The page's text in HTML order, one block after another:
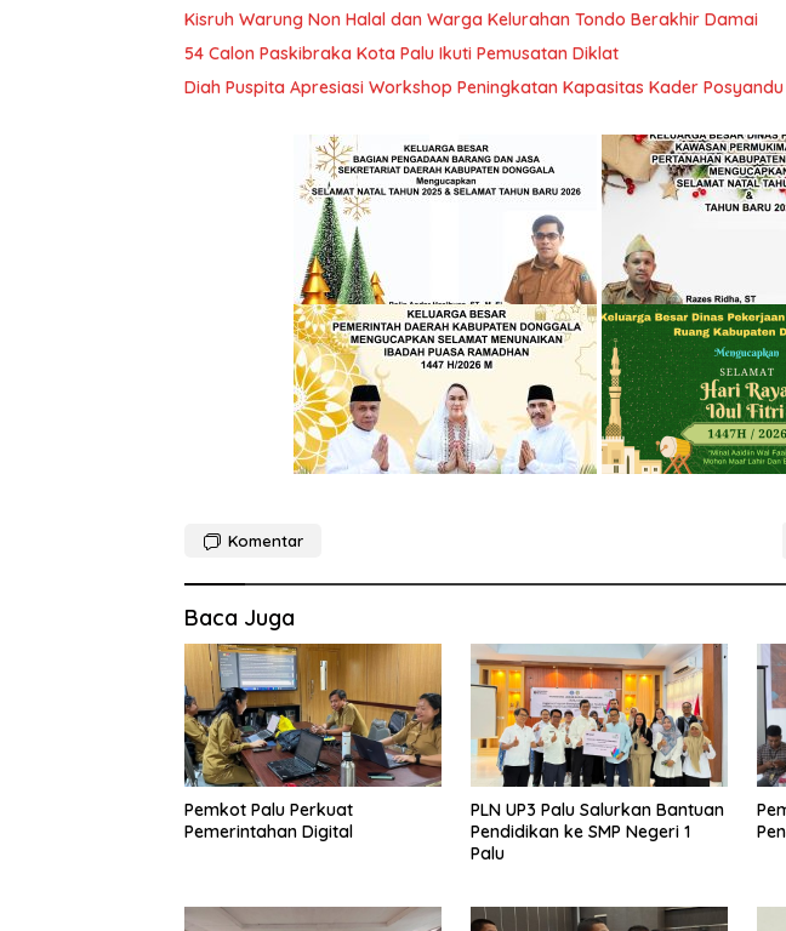
Kisruh Warung Non Halal dan Warga Kelurahan Tondo Berakhir Damai
54 Calon Paskibraka Kota Palu Ikuti Pemusatan Diklat
Diah Puspita Apresiasi Workshop Peningkatan Kapasitas Kader
Komentar
Baca Juga
Pemkot Palu Perkuat
Pemerintahan Digital
PLN UP3 Palu Salurkan Bantuan
Pendidikan ke SMP Negeri 1
Palu